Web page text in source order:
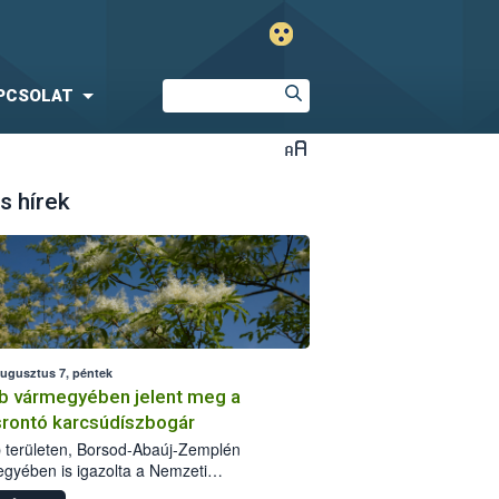
hírek
7, péntek
vármegyében jelent meg a
karcsúdíszbogár
területen, Borsod-Abaúj-Zemplén
is igazolta a Nemzeti
biztonsági Hivatal (Nébih) a